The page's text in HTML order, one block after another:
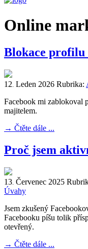
Online
Blokace profilu
12. Leden 2026 Rubrika:
Facebook mi zablokoval
majitelem.
→ Čtěte dále ...
Proč jsem
13. Červenec 2025
Úvahy
Jsem zkušený
Facebooku píšu tolik
otevřený.
→ Čtěte dále ...